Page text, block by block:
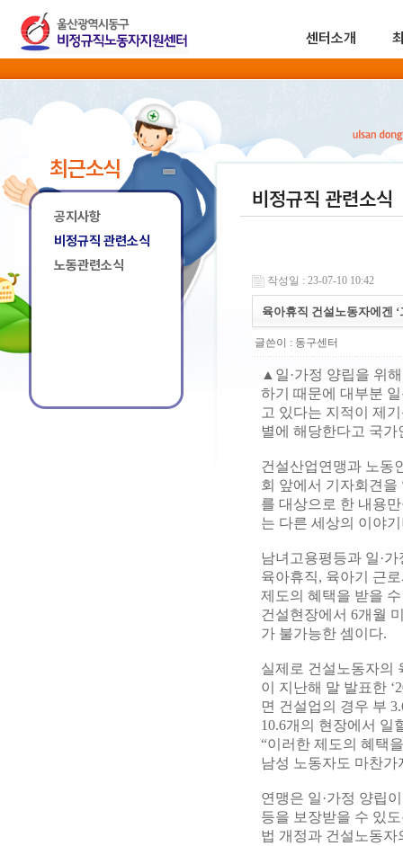
센터소개
최근소식
공지사항
비정규직 관련소식
노동관련소식
비정규직 관련소식
작성일 : 23-07-10 10:42
육아휴직 건설노동자에겐
글쓴이 : 동구센터
▲일·가정 양립을 위
하기 때문에 대부분
고 있다는 지적이 제
별에 해당한다고 국
건설산업연맹과 노동
회 앞에서 기자회견
를 대상으로 한 내용
는 다른 세상의 이야
남녀고용평등과 일·
육아휴직, 육아기 근
제도의 혜택을 받을
건설현장에서 6개월
가 불가능한 셈이다.
실제로 건설노동자의
이 지난해 말 발표한
면 건설업의 경우 부
10.6개의 현장에서 일
“이러한 제도의 혜택
남성 노동자도 마찬가
연맹은 일·가정 양립
등을 보장받을 수 있
법 개정과 건설노동